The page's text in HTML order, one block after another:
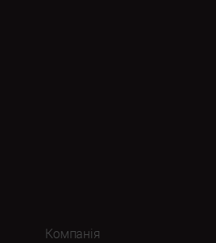
Компанія